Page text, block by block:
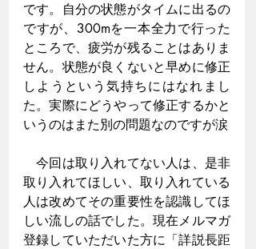
です。自分の状態がタイムに出るの
ですが、300mを一本全力で行った
ところで、疲労が残ることはありま
せん。状態が良くないと早めに修正
しようという気持ちにはなれまし
た。実際にどうやって修正するかと
いうのはまた別の問題なのですが涙
今回は取り入れてない人は、是非
取り入れてほしい、取り入れている
人は改めてその重要性を認識してほ
しい流しの話でした。現在メルマガ
登録していただいた方に「詳説長距